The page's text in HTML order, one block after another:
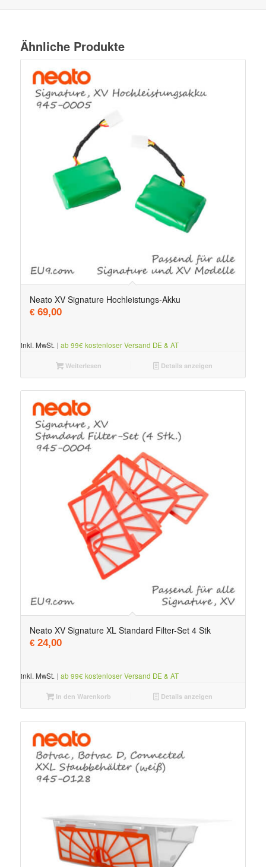
Ähnliche Produkte
Neato XV Signature Hochleistungs-Akku
€69,00
inkl. MwSt. | ab 99€ kostenloser Versand DE & AT
Weiterlesen Details anzeigen
Neato XV Signature XL Standard Filter-Set 4 Stk
€24,00
inkl. MwSt. | ab 99€ kostenloser Versand DE & AT
In den Warenkorb Details anzeigen